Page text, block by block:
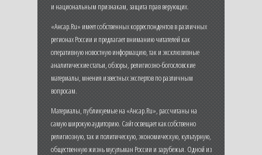
и национальным признакам, защита прав верующих.
«Ансар.Ru» имеет собственных корреспондентов в различных
регионах России и предлагает вниманию читателей как
оперативную новостную информацию, так и эксклюзивные
аналитические статьи, обзоры, религиозно-богословские
материалы, мнения известных экспертов по различным
вопросам.
Материалы, публикуемые на «Ансар.Ru», рассчитаны на
самую широкую аудиторию. Сайт освещает как собственно
религиозную, так и политическую, экономическую, культурную,
общественную жизнь мусульман России и зарубежья. Одной из